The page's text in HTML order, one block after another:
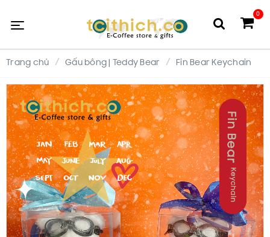
0
Trang chủ Gấu bông | Teddy Bear Fin Bear Keychain